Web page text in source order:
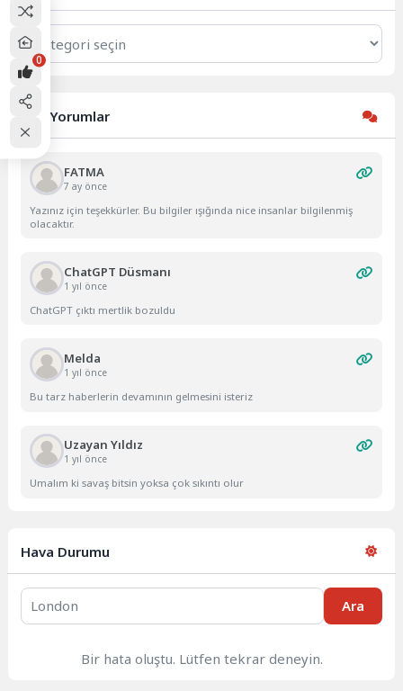
Son Yorumlar
FATMA
7 ay önce
Yazınız için teşekkürler. Bu bilgiler ışığında nice insanlar bilgilenmiş
olacaktır.
ChatGPT Düsmanı
1 yıl önce
ChatGPT çıktı mertlik bozuldu
Melda
1 yıl önce
Bu tarz haberlerin devamının gelmesini isteriz
Uzayan Yıldız
1 yıl önce
Umalım ki savaş bitsin yoksa çok sıkıntı olur
Hava Durumu
Ara
Bir hata oluştu. Lütfen tekrar deneyin.
0